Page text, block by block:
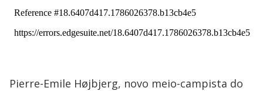
Pierre-Emile Højbjerg, novo meio-campista do